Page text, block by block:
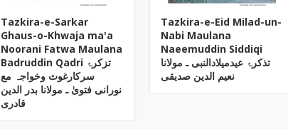
Tazkira-e-Sarkar
Ghaus-o-Khwaja ma'a
Noorani Fatwa Maulana
Badruddin Qadri تزکرۂ
سرکارغوث وخواجہ مع
نورانی فتویٰ ـ مولانا بدر الدین
قادری
Tazkira-e-Eid Milad-un-
Nabi Maulana
Naeemuddin Siddiqi
تذکرۂ عیدمیلادالنبی ـ مولانا
نعیم الدین صدیقی